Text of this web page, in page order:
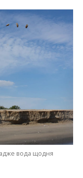
вода щодня